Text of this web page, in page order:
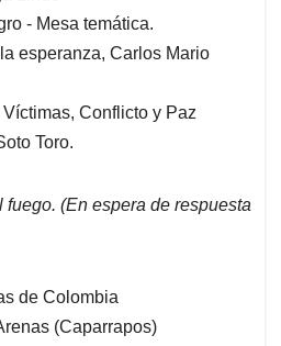
- Mesa temática.
esperanza, Carlos Mario
Conflicto y Paz
Toro.
(En espera de respuesta
de Colombia
(Caparrapos)